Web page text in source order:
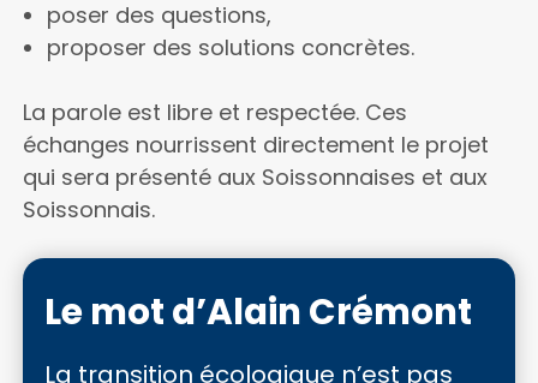
poser des questions,
proposer des solutions concrètes.
La parole est libre et respectée. Ces
échanges nourrissent directement le projet
qui sera présenté aux Soissonnaises et aux
Soissonnais.
Le mot d’Alain Crémont
La transition écologique n’est pas